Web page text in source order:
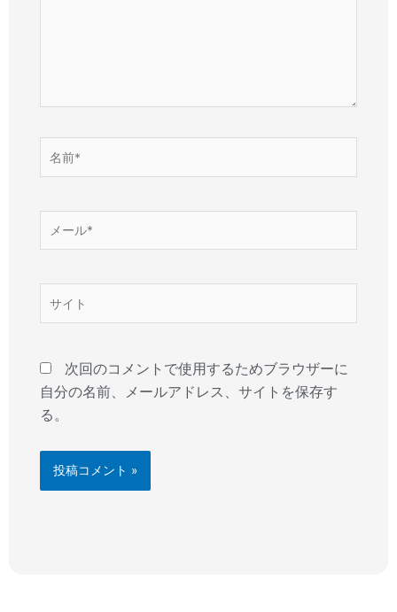
*
次回のコメントで使用するためブラウザーに
自分の名前、メールアドレス、サイトを保存す
る。